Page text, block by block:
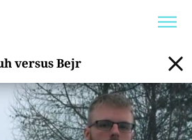
ONLYFANS
OF THE STARS
versus Bejr
versus Bejr